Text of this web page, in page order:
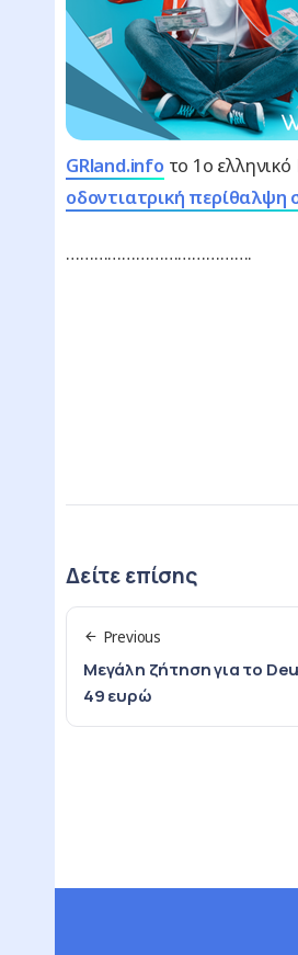
GRland.info το 1ο
οδοντιατρική περίθαλψη
………………………………….
Δείτε επίσης
Previous
Μεγάλη ζήτηση για το
49 ευρώ